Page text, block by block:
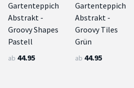
Gartenteppich
Abstrakt -
Groovy Shapes
Pastell
ab 44.95
Gartenteppich
Abstrakt -
Groovy Tiles
Grün
ab 44.95